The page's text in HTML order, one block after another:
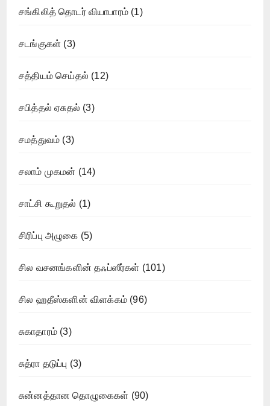
சங்கிலித் தொடர் வியாபாரம் (1)
சடங்குகள் (3)
சத்தியம் செய்தல் (12)
சபித்தல் ஏசுதல் (3)
சமத்துவம் (3)
சலாம் முகமன் (14)
சாட்சி கூறுதல் (1)
சிரிப்பு அழுகை (5)
சில வசனங்களின் தஃப்ஸீர்கள் (101)
சில ஹதீஸ்களின் விளக்கம் (96)
சுகாதாரம் (3)
சுத்ரா தடுப்பு (3)
சுன்னத்தான தொழுகைகள் (90)